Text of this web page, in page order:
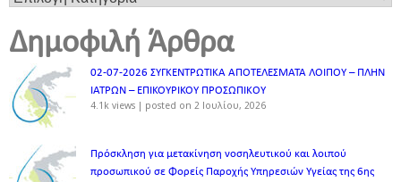
Δημοφιλή Άρθρα
02-07-2026 ΣΥΓΚΕΝΤΡΩΤΙΚΑ ΑΠΟΤΕΛΕΣΜΑΤΑ ΛΟΙΠΟΥ – ΠΛΗΝ
ΙΑΤΡΩΝ – ΕΠΙΚΟΥΡΙΚΟΥ ΠΡΟΣΩΠΙΚOY
4.1k views | posted on 2 Ιουλίου, 2026
Πρόσκληση για μετακίνηση νοσηλευτικού και λοιπού
προσωπικού σε Φορείς Παροχής Υπηρεσιών Υγείας της 6ης